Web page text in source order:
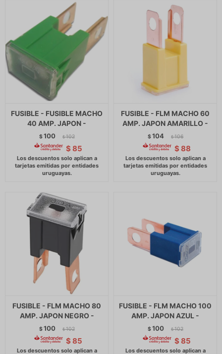
FUSIBLE - FUSIBLE MACHO
40 AMP. JAPON -
$100 $ 102
$ 85
FUSIBLE - FLM MACHO 60
AMP. JAPON AMARILLO -
$104 $ 106
$ 88
FUSIBLE - FLM MACHO 80
AMP. JAPON NEGRO -
$100 $ 102
$ 85
FUSIBLE - FLM MACHO 100
AMP. JAPON AZUL -
$100 $ 102
$ 85